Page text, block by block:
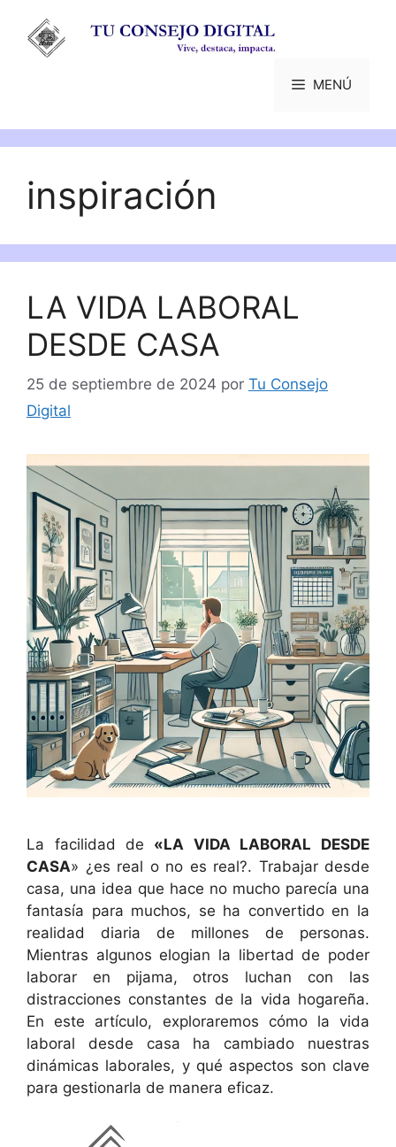
contenido
MENÚ
inspiración
LA VIDA LABORAL
DESDE CASA
25 de septiembre de 2024 por Tu Consejo
Digital
La facilidad de «LA VIDA LABORAL DESDE
CASA» ¿es real o no es real?. Trabajar desde
casa, una idea que hace no mucho parecía una
fantasía para muchos, se ha convertido en la
realidad diaria de millones de personas.
Mientras algunos elogian la libertad de poder
laborar en pijama, otros luchan con las
distracciones constantes de la vida hogareña.
En este artículo, exploraremos cómo la vida
laboral desde casa ha cambiado nuestras
dinámicas laborales, y qué aspectos son clave
para gestionarla de manera eficaz.